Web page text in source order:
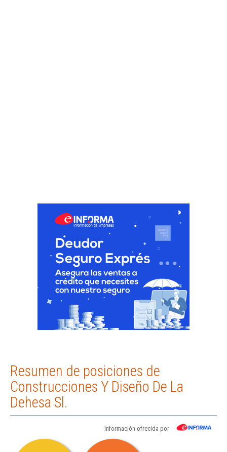
Resumen de posiciones de
Construcciones Y Diseño De La
Dehesa Sl.
Información ofrecida por